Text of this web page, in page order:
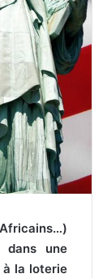
dans une
à la loterie